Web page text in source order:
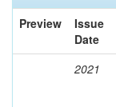
Preview
Issue
Date
2021